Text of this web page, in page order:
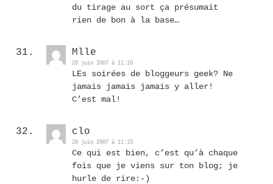
du tirage au sort ça présumait
rien de bon à la base…
Mlle
20 juin 2007 à 11:10
LEs soirées de bloggeurs geek? Ne
jamais jamais jamais y aller!
C’est mal!
clo
20 juin 2007 à 11:15
Ce qui est bien, c’est qu’à chaque
fois que je viens sur ton blog; je
hurle de rire:-)